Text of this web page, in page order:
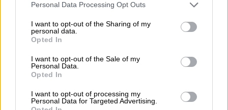
Personal Data Processing Opt Outs
I want to opt-out of the Sharing of my
personal data.
Opted In
I want to opt-out of the Sale of my
Personal Data.
Opted In
I want to opt-out of processing my
Personal Data for Targeted Advertising.
04.08.2026 - 10:14
Allianz-Εθνική: Το νέο τραπεζοασφαλιστικό δίδυμο και η
εμπειρία της Τουρκίας
04.08.2026 - 10:07
Δημόσια ευχαριστήρια επιστολή Γ. Περιστέρη προς Δρ.
ΙΑΤΡΙΚΟ ΑΘΗΝΩΝ